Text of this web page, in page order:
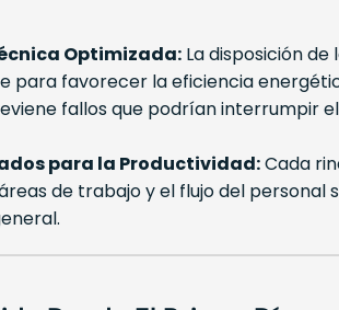
Optimizada: La disposición
para favorecer la eficiencia
fallos que podrían interrumpir
para la Productividad:Cada
de trabajo y el flujo del